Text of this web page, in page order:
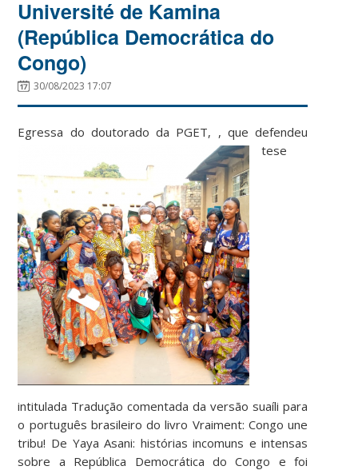
Université de Kamina
(República Democrática do
Congo)
30/08/2023 17:07
Egressa do doutorado da PGET, , que defendeu
tese
intitulada Tradução comentada da versão suaíli para
o português brasileiro do livro Vraiment: Congo une
tribu! De Yaya Asani: histórias incomuns e intensas
sobre a República Democrática do Congo e foi